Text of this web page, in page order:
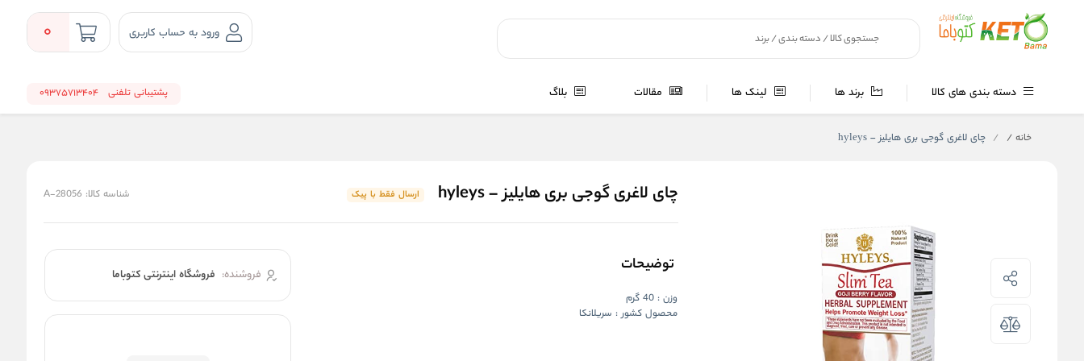
ورود به حساب کاربری 0
دسته بندی های کالا برند ها لینک ها مقالات بلاگ پشتیبانی تلفنی 09375713404
خانه/ چای لاغری گوجی بری هایلیز – hyleys
چای لاغری گوجی بری هایلیز – hyleys ارسال فقط با پیک شناسه کالا: A-28056
توضیحات
وزن : 40 گرم
محصول کشور : سریلانکا
فروشنده: فروشگاه اینترنتی کتوباما